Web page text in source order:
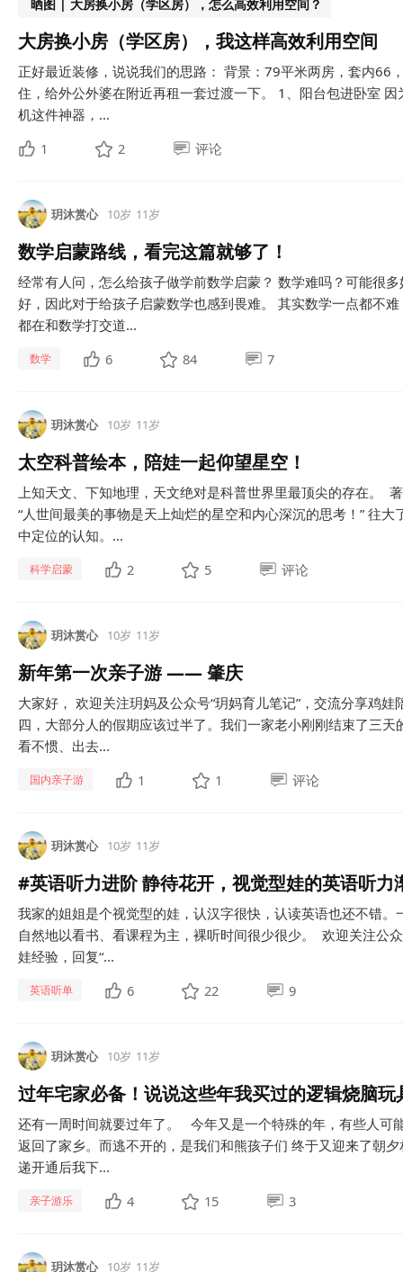
晒图 | 大房换小房（学区房），怎么高效利用空间？
大房换小房（学区房），我这样高效利用空间
正好最近装修，说说我们的思路： 背景：79平米两房，套内66
住，给外公外婆在附近再租一套过渡一下。 1、阳台包进卧室
机这件神器，...
1
2 评论
玥沐赏心 10岁 11岁
数学启蒙路线，看完这篇就够了！
经常有人问，怎么给孩子做学前数学启蒙？ 数学难吗？可能很
好，因此对于给孩子启蒙数学也感到畏难。 其实数学一点都不
都在和数学打交道...
数学 6 84 7
玥沐赏心 10岁 11岁
太空科普绘本，陪娃一起仰望星空！
上知天文、下知地理，天文绝对是科普世界里最顶尖的存在。
“人世间最美的事物是天上灿烂的星空和内心深沉的思考！” 往
中定位的认知。...
科学启蒙 2 5 评论
玥沐赏心 10岁 11岁
新年第一次亲子游 —— 肇庆
大家好， 欢迎关注玥妈及公众号“玥妈育儿笔记”，交流分享鸡
四，大部分人的假期应该过半了。我们一家老小刚刚结束了三天
看不惯、出去...
国内亲子游 1 1 评论
玥沐赏心 10岁 11岁
#英语听力进阶 静待花开，视觉型娃的英语听力
我家的姐姐是个视觉型的娃，认汉字很快，认读英语也还不错
自然地以看书、看课程为主，裸听时间很少很少。 欢迎关注公
娃经验，回复“...
英语听单 6 22 9
玥沐赏心 10岁 11岁
过年宅家必备！说说这些年我买过的逻辑烧脑玩
还有一周时间就要过年了。 今年又是一个特殊的年，有些人可
返回了家乡。而逃不开的，是我们和熊孩子们 终于又迎来了朝
递开通后我下...
亲子游乐 4 15 3
玥沐赏心 10岁 11岁